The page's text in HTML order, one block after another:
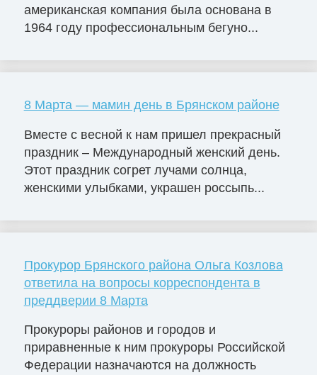
американская компания была основана в
1964 году профессиональным бегуно...
8 Марта — мамин день в Брянском районе
Вместе с весной к нам пришел прекрасный
праздник – Международный женский день.
Этот праздник согрет лучами солнца,
женскими улыбками, украшен россыпь...
Прокурор Брянского района Ольга Козлова
ответила на вопросы корреспондента в
преддверии 8 Марта
Прокуроры районов и городов и
приравненные к ним прокуроры Российской
Федерации назначаются на должность